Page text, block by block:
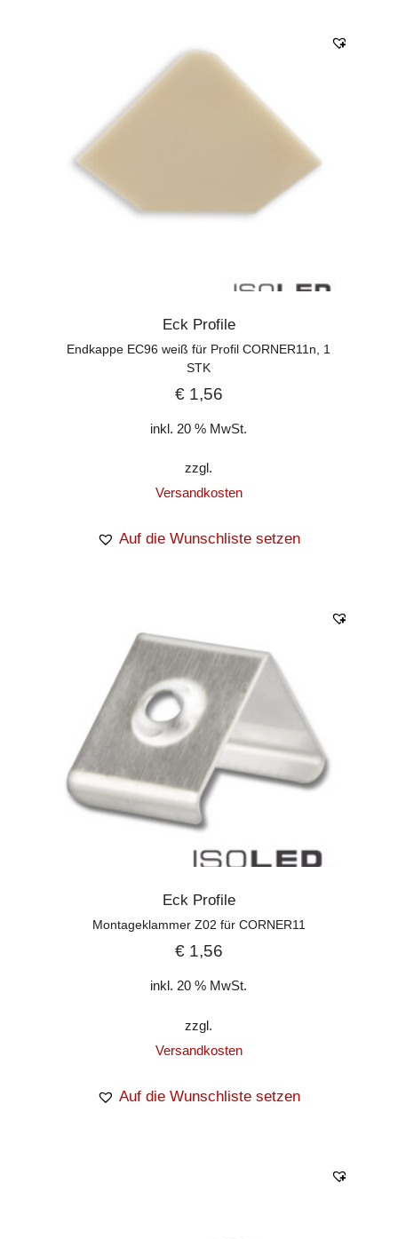
Eck Profile
Endkappe EC96 weiß für Profil CORNER11n, 1
STK
€1,56
inkl. 20 % MwSt.
zzgl.
Versandkosten
Auf die Wunschliste setzen
Eck Profile
Montageklammer Z02 für CORNER11
€1,56
inkl. 20 % MwSt.
zzgl.
Versandkosten
Auf die Wunschliste setzen